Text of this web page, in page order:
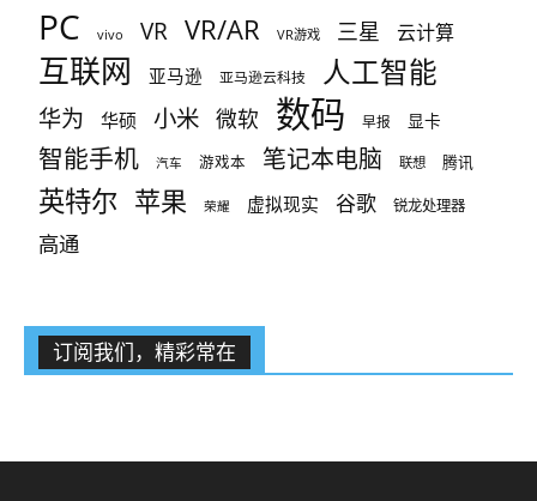
PC vivo VR VR/AR VR游戏 三星 云计算
互联网 亚马逊 亚马逊云科技 人工智能
华为 华硕 小米 微软 数码 早报 显卡
智能手机 汽车 游戏本 笔记本电脑 联想 腾讯
英特尔 苹果 荣耀 虚拟现实 谷歌 锐龙处理器
高通
订阅我们，精彩常在